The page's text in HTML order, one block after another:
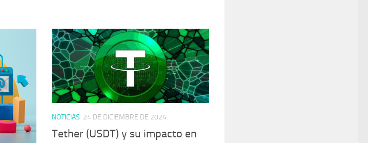
NOTICIAS 24 DE DICIEMBRE DE 2024
Tether (USDT) y su impacto en